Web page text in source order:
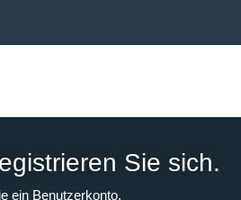
Sie sich.
ein Benutzerkonto.